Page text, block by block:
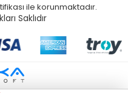
ile korunmaktadır.
Saklıdır